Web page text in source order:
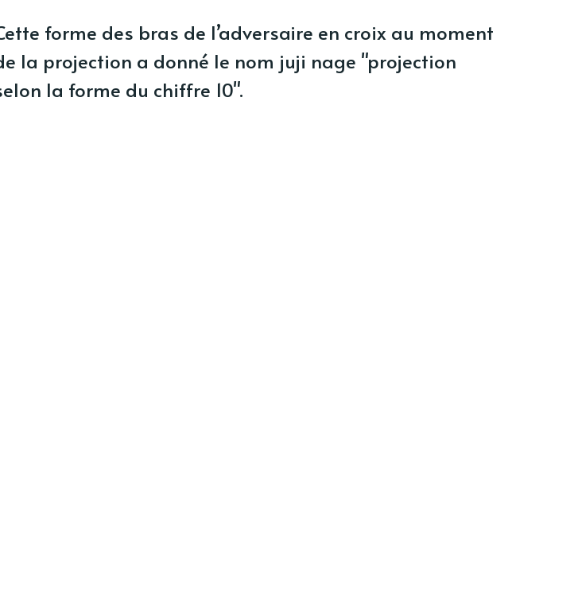
forme des bras de l’adversaire en croix au moment
la projection a donné le nom juji nage "projection
la forme du chiffre 10".